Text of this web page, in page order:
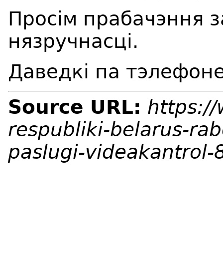
Просім прабачэння
нязручнасці.
Даведкі па
Source URL: https://
respubliki-belarus-
paslugi-videakantrol-